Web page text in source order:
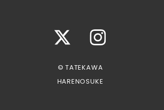
© TATEKAWA
HARENOSUKE